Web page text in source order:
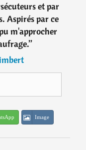
et par
Aspirés par ce
m'approcher
”
Image